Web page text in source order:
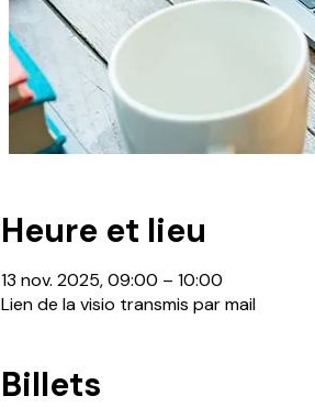
Heure et lieu
13 nov. 2025, 09:00 – 10:00
Lien de la visio transmis par mail
Billets